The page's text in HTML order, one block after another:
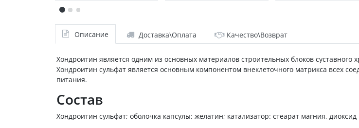
Описание Доставка\Оплата Качество\Возврат
Хондроитин является одним из основных материалов строительных блоков
Хондроитин сульфат является основным компонентом внеклеточного матрикса всех
питания.
Состав
Хондроитин сульфат; оболочка капсулы: желатин; катализатор: стеарат магния,